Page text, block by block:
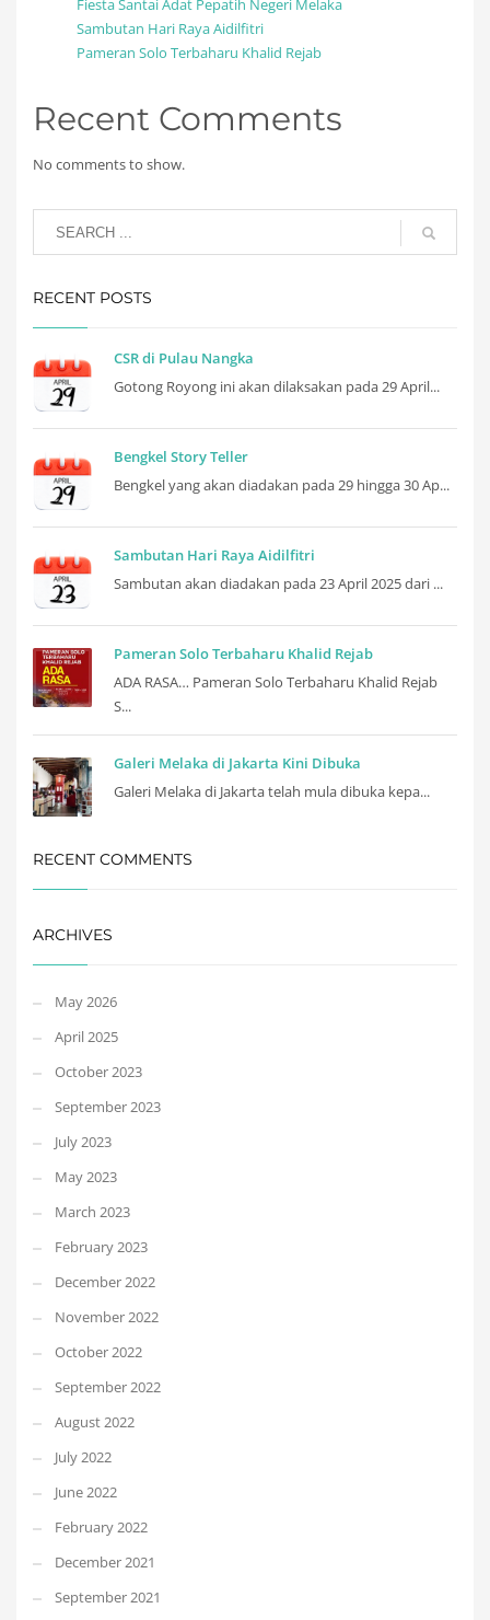
Fiesta Santai Adat Pepatih Negeri Melaka
Sambutan Hari Raya Aidilfitri
Pameran Solo Terbaharu Khalid Rejab
Recent Comments
No comments to show.
RECENT POSTS
CSR di Pulau Nangka
Gotong Royong ini akan dilaksakan pada 29 April...
Bengkel Story Teller
Bengkel yang akan diadakan pada 29 hingga 30 Ap...
Sambutan Hari Raya Aidilfitri
Sambutan akan diadakan pada 23 April 2025 dari ...
Pameran Solo Terbaharu Khalid Rejab
ADA RASA… Pameran Solo Terbaharu Khalid Rejab
S...
Galeri Melaka di Jakarta Kini Dibuka
Galeri Melaka di Jakarta telah mula dibuka kepa...
RECENT COMMENTS
ARCHIVES
May 2026
April 2025
October 2023
September 2023
July 2023
May 2023
March 2023
February 2023
December 2022
November 2022
October 2022
September 2022
August 2022
July 2022
June 2022
February 2022
December 2021
September 2021